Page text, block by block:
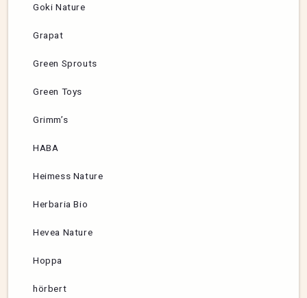
Goki Nature
Grapat
Green Sprouts
Green Toys
Grimm’s
HABA
Heimess Nature
Herbaria Bio
Hevea Nature
Hoppa
hörbert